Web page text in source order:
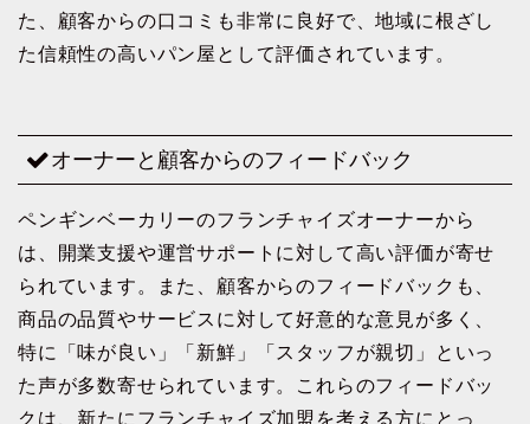
た、顧客からの口コミも非常に良好で、地域に根ざし
た信頼性の高いパン屋として評価されています。
オーナーと顧客からのフィードバック
ペンギンベーカリーのフランチャイズオーナーから
は、開業支援や運営サポートに対して高い評価が寄せ
られています。また、顧客からのフィードバックも、
商品の品質やサービスに対して好意的な意見が多く、
特に「味が良い」「新鮮」「スタッフが親切」といっ
た声が多数寄せられています。これらのフィードバッ
クは、新たにフランチャイズ加盟を考える方にとっ